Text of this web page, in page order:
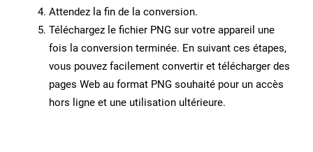
Attendez la fin de la conversion.
Téléchargez le fichier PNG sur votre appareil une
fois la conversion terminée. En suivant ces étapes,
vous pouvez facilement convertir et télécharger des
pages Web au format PNG souhaité pour un accès
hors ligne et une utilisation ultérieure.